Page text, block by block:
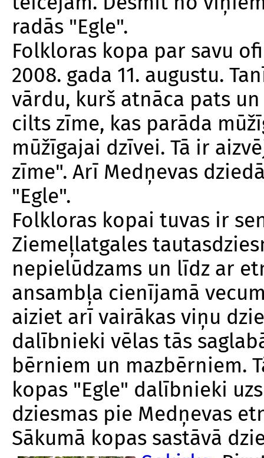
radās "Egle".
Folkloras kopa par savu
2008. gada 11. augustu.
vārdu, kurš atnāca pats
cilts zīme, kas parāda
mūžīgajai dzīvei. Tā ir
zīme". Arī Medņevas
"Egle".
Folkloras kopai tuvas ir
Ziemeļlatgales
nepielūdzams un līdz ar
ansambļa cienījamā
aiziet arī vairākas viņu
dalībnieki vēlas tās
bērniem un mazbērniem.
kopas "Egle" dalībnieki
dziesmas pie Medņevas
Sākumā kopas sastāvā